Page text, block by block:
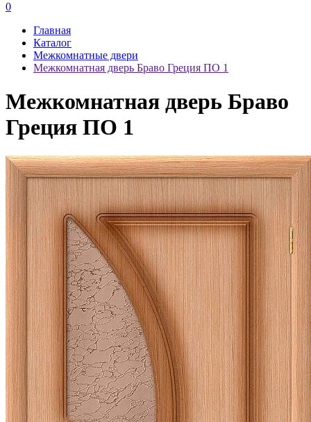
0
Главная
Каталог
Межкомнатные двери
Межкомнатная дверь Браво Греция ПО 1
Межкомнатная дверь Браво
Греция ПО 1